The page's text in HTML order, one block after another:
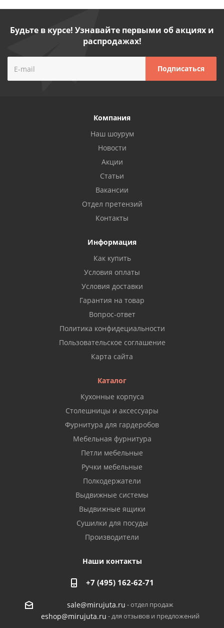
Будьте в курсе! Узнавайте первыми об акциях и
распродажах!
Компания
Наш шоурум
Новости
Акции
Статьи
Вакансии
Отдел претензий
Контакты
Информация
Как купить
Условия оплаты
Условия доставки
Гарантия на товар
Вопрос-ответ
Политика конфидециальности
Пользовательское соглашение
Карта сайта
Каталог
Кухонные корпуса
Столешницы и аксессуары
Фурнитура для гардеробов
Мебельная фурнитура
Петли мебельные
Ручки мебельные
Полкодержатели
Выдвижные системы
Выдвижные ящики
Сушилки для посуды
Производители
Наши контакты
+7 (495) 162-62-71
sale@mirujuta.ru - отдел продаж
eshop@mirujuta.ru - для отзывов и предложений